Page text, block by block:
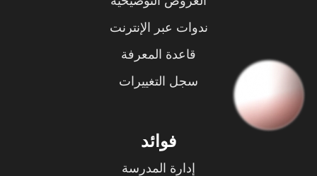
ندوات عبر الإنترنت
قاعدة المعرفة
سجل التغييرات
فوائد
إدارة المدرسة